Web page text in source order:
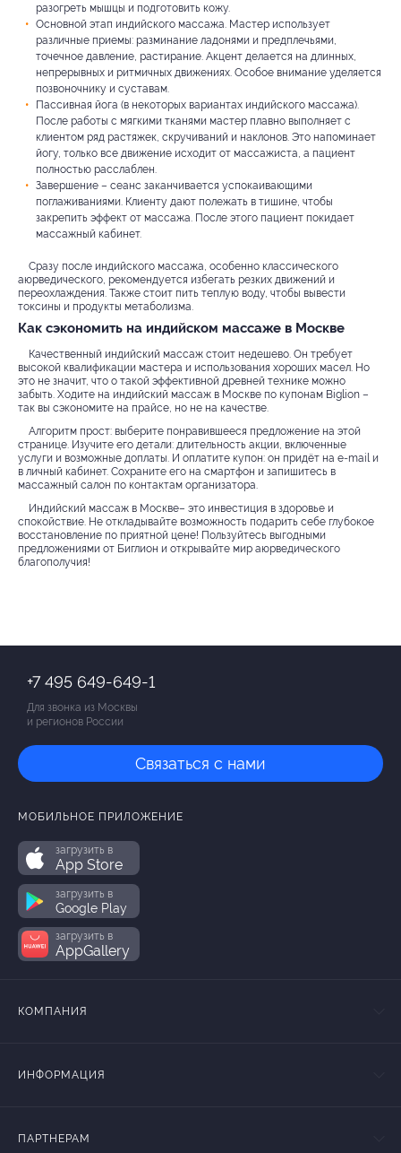
разогреть мышцы и подготовить кожу.
Основной этап индийского массажа. Мастер использует
различные приемы: разминание ладонями и предплечьями,
точечное давление, растирание. Акцент делается на длинных,
непрерывных и ритмичных движениях. Особое внимание уделяется
позвоночнику и суставам.
Пассивная йога (в некоторых вариантах индийского массажа).
После работы с мягкими тканями мастер плавно выполняет с
клиентом ряд растяжек, скручиваний и наклонов. Это напоминает
йогу, только все движение исходит от массажиста, а пациент
полностью расслаблен.
Завершение – сеанс заканчивается успокаивающими
поглаживаниями. Клиенту дают полежать в тишине, чтобы
закрепить эффект от массажа. После этого пациент покидает
массажный кабинет.
Сразу после индийского массажа, особенно классического
аюрведического, рекомендуется избегать резких движений и
переохлаждения. Также стоит пить теплую воду, чтобы вывести
токсины и продукты метаболизма.
Как сэкономить на индийском массаже в Москве
Качественный индийский массаж стоит недешево. Он требует
высокой квалификации мастера и использования хороших масел. Но
это не значит, что о такой эффективной древней технике можно
забыть. Ходите на индийский массаж в Москве по купонам Biglion –
так вы сэкономите на прайсе, но не на качестве.
Алгоритм прост: выберите понравившееся предложение на этой
странице. Изучите его детали: длительность акции, включенные
услуги и возможные доплаты. И оплатите купон: он придёт на e-mail и
в личный кабинет. Сохраните его на смартфон и запишитесь в
массажный салон по контактам организатора.
Индийский массаж в Москве– это инвестиция в здоровье и
спокойствие. Не откладывайте возможность подарить себе глубокое
восстановление по приятной цене! Пользуйтесь выгодными
предложениями от Биглион и открывайте мир аюрведического
благополучия!
+7 495 649-649-1
Для звонка из Москвы
и регионов России
Связаться с нами
МОБИЛЬНОЕ ПРИЛОЖЕНИЕ
загрузить в
App Store
загрузить в
Google Play
загрузить в
AppGallery
КОМПАНИЯ
ИНФОРМАЦИЯ
ПАРТНЕРАМ